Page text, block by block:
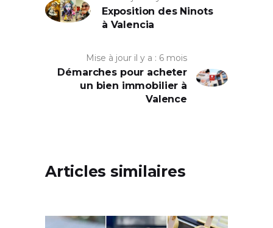
Exposition des Ninots
à Valencia
Mise à jour il y a : 6 mois
Démarches pour acheter
un bien immobilier à
Valence
Articles similaires